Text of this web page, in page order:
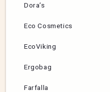
Dora’s
Eco Cosmetics
EcoViking
Ergobag
Farfalla